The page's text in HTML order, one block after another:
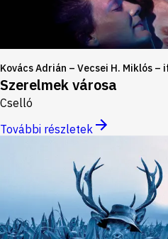
Kovács Adrián – Vecsei H. Miklós
Szerelmek városa
Cselló
További részletek